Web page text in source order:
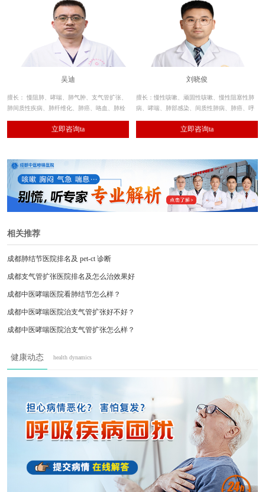
吴迪
擅长： 慢阻肺、哮喘、肺气肿、支气管扩张、
肺间质性疾病、肺纤维化、肺癌、咯血、肺栓
立即咨询ta
刘晓俊
擅长：慢性咳嗽、顽固性咳嗽、慢性阻塞性肺
病、哮喘、肺部感染、间质性肺病、肺癌、呼
立即咨询ta
相关推荐
成都肺结节医院排名及 pet-ct 诊断
成都支气管扩张医院排名及怎么治效果好
成都中医哮喘医院看肺结节怎么样？
成都中医哮喘医院治支气管扩张好不好？
成都中医哮喘医院治支气管扩张怎么样？
成都中医哮喘医院解析成因、症状及专业诊疗
肺大泡反复破裂怎么办？
健康动态 health dynamics